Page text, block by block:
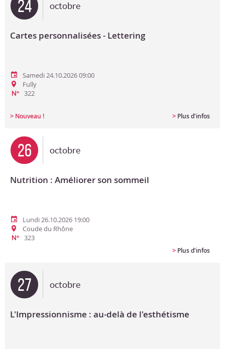
24 octobre
Cartes personnalisées - Lettering
Samedi 24.10.2026 09:00
Fully
N° 322
> Nouveau ! > Plus d'infos
26 octobre
Nutrition : Améliorer son sommeil
Lundi 26.10.2026 19:00
Coude du Rhône
N°
323
> Plus d'infos
27 octobre
L'Impressionnisme : au-delà de l'esthétisme